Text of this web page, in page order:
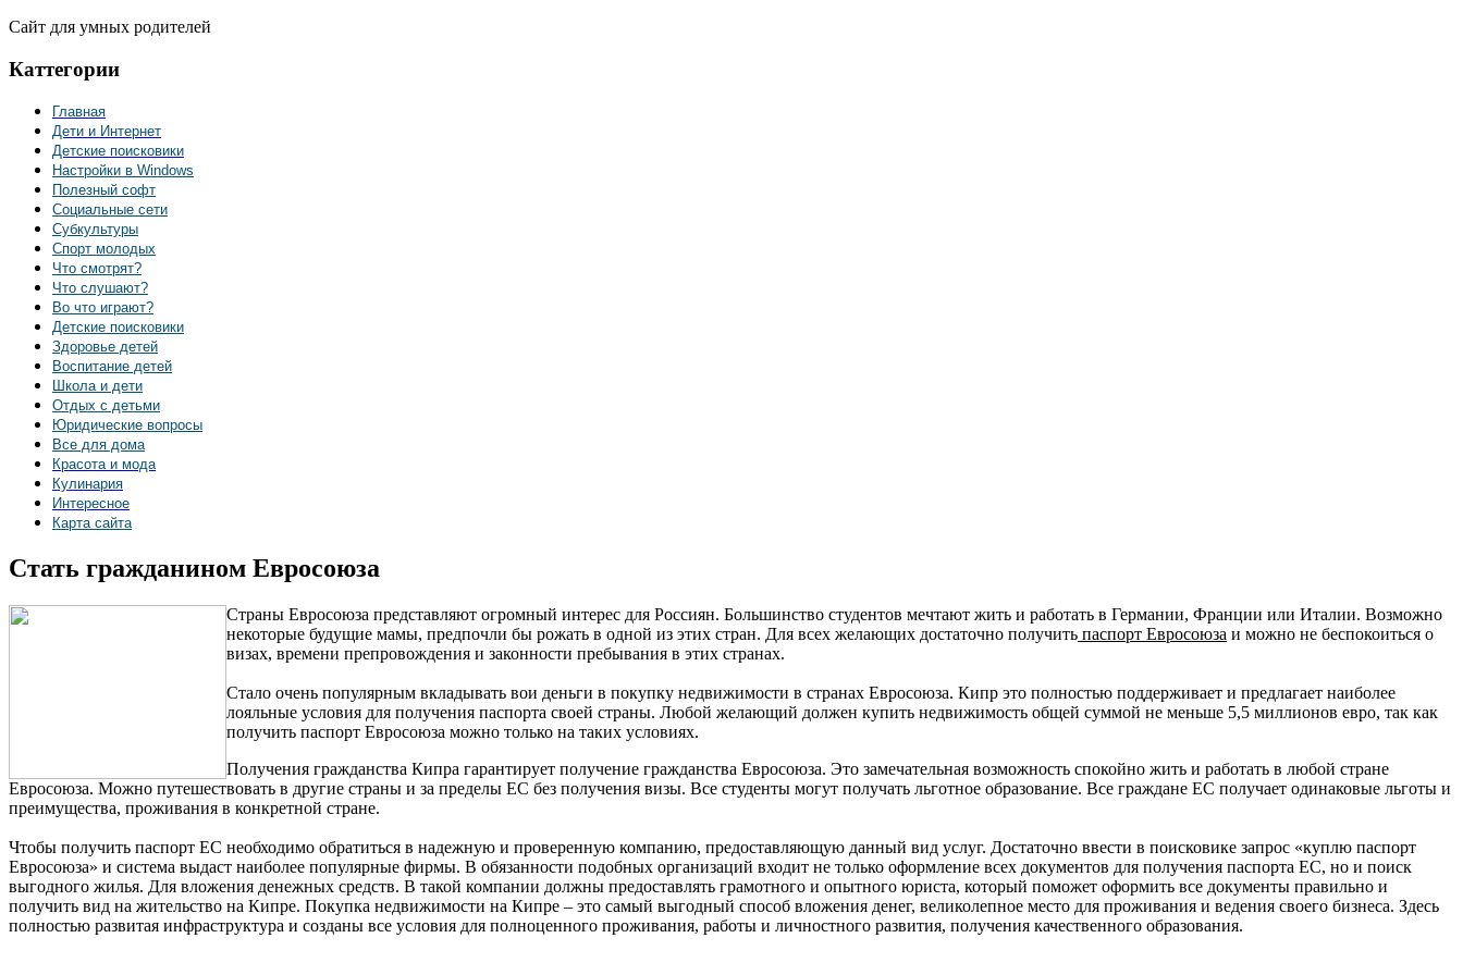
Сайт для умных родителей
Каттегории
Главная
Дети и Интернет
Детские поисковики
Настройки в Windows
Полезный софт
Социальные сети
Субкультуры
Спорт молодых
Что смотрят?
Что слушают?
Во что играют?
Детские поисковики
Здоровье детей
Воспитание детей
Школа и дети
Отдых с детьми
Юридические вопросы
Все для дома
Красота и мода
Кулинария
Интересное
Карта сайта
Стать гражданином Евросоюза
Страны Евросоюза представляют огромный интерес для Россиян. Большинство студентов мечтают жить и работать в Германии, Франции или Италии. Возможно
некоторые будущие мамы, предпочли бы рожать в одной из этих стран. Для всех желающих достаточно получить паспорт Евросоюза и можно не беспокоиться о
визах, времени препровождения и законности пребывания в этих странах.
Стало очень популярным вкладывать вои деньги в покупку недвижимости в странах Евросоюза. Кипр это полностью поддерживает и предлагает наиболее
лояльные условия для получения паспорта своей страны. Любой желающий должен купить недвижимость общей суммой не меньше 5,5 миллионов евро, так как
получить паспорт Евросоюза можно только на таких условиях.
Получения гражданства Кипра гарантирует получение гражданства Евросоюза. Это замечательная возможность спокойно жить и работать в любой стране
Евросоюза. Можно путешествовать в другие страны и за пределы ЕС без получения визы. Все студенты могут получать льготное образование. Все граждане ЕС получает одинаковые льготы и
преимущества, проживания в конкретной стране.
Чтобы получить паспорт ЕС необходимо обратиться в надежную и проверенную компанию, предоставляющую данный вид услуг. Достаточно ввести в поисковике запрос «куплю паспорт
Евросоюза» и система выдаст наиболее популярные фирмы. В обязанности подобных организаций входит не только оформление всех документов для получения паспорта ЕС, но и поиск
выгодного жилья. Для вложения денежных средств. В такой компании должны предоставлять грамотного и опытного юриста, который поможет оформить все документы правильно и
получить вид на жительство на Кипре. Покупка недвижимости на Кипре – это самый выгодный способ вложения денег, великолепное место для проживания и ведения своего бизнеса. Здесь
полностью развитая инфраструктура и созданы все условия для полноценного проживания, работы и личностного развития, получения качественного образования.